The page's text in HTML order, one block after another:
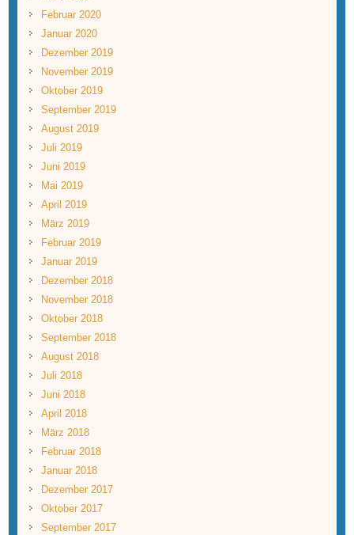
Februar 2020
Januar 2020
Dezember 2019
November 2019
Oktober 2019
September 2019
August 2019
Juli 2019
Juni 2019
Mai 2019
April 2019
März 2019
Februar 2019
Januar 2019
Dezember 2018
November 2018
Oktober 2018
September 2018
August 2018
Juli 2018
Juni 2018
April 2018
März 2018
Februar 2018
Januar 2018
Dezember 2017
Oktober 2017
September 2017